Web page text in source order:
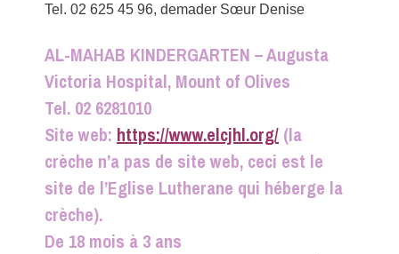
Tel. 02 625 45 96, demader Sœur Denise
AL-MAHAB KINDERGARTEN – Augusta
Victoria Hospital, Mount of Olives
Tel. 02 6281010
Site web: https://www.elcjhl.org/ (la
crèche n’a pas de site web, ceci est le
site de l’Eglise Lutherane qui héberge la
crèche).
De 18 mois à 3 ans